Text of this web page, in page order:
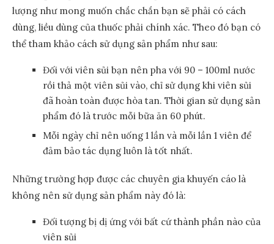
lượng như mong muốn chắc chắn bạn sẽ phải có cách
dùng, liều dùng của thuốc phải chính xác. Theo đó bạn có
thể tham khảo cách sử dụng sản phẩm như sau:
Đối với viên sủi bạn nên pha với 90 – 100ml nước
rồi thả một viên sủi vào, chỉ sử dụng khi viên sủi
đã hoàn toàn được hòa tan. Thời gian sử dụng sản
phẩm đó là trước mỗi bữa ăn 60 phút.
Mỗi ngày chỉ nên uống 1 lần và mỗi lần 1 viên để
đảm bảo tác dụng luôn là tốt nhất.
Những trường hợp được các chuyên gia khuyến cáo là
không nên sử dụng sản phẩm này đó là:
Đối tượng bị dị ứng với bất cứ thành phần nào của
viên sủi